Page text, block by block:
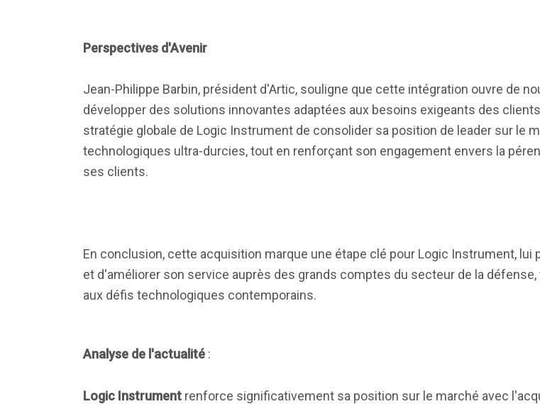
Perspectives d'Avenir
Jean-Philippe Barbin, président d'Artic, souligne que cette intégration ouvre de
développer des solutions innovantes adaptées aux besoins exigeants des
stratégie globale de Logic Instrument de consolider sa position de leader sur le
technologiques ultra-durcies, tout en renforçant son engagement envers la
ses clients.
En conclusion, cette acquisition marque une étape clé pour Logic Instrument,
et d'améliorer son service auprès des grands comptes du secteur de la
aux défis technologiques contemporains.
Analyse de l'actualité :
Logic Instrument renforce significativement sa position sur le marché avec